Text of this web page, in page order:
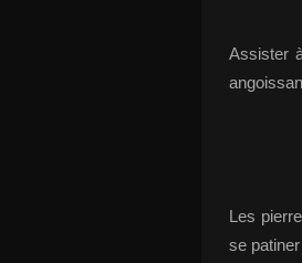
Assister
Les
se